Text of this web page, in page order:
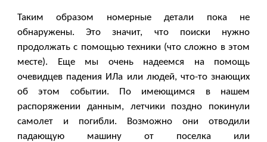
Таким образом номерные детали пока не
обнаружены. Это значит, что поиски нужно
продолжать с помощью техники (что сложно в этом
месте). Еще мы очень надеемся на помощь
очевидцев падения ИЛа или людей, что-то знающих
об этом событии. По имеющимся в нашем
распоряжении данным, летчики поздно покинули
самолет и погибли. Возможно они отводили
падающую машину от поселка или